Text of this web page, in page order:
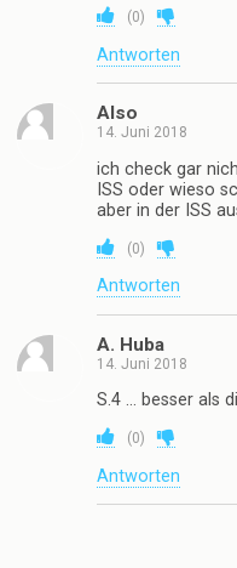
(0)
Antworten
Also
14. Juni 2018
ich check gar
ISS oder wieso
aber in der ISS
(0)
Antworten
A. Huba
14. Juni 2018
S.4 … besser als
(0)
Antworten